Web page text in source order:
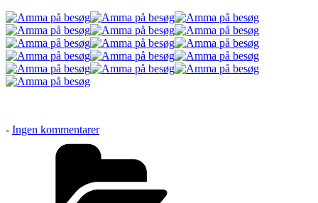
- Ingen kommentarertil
på